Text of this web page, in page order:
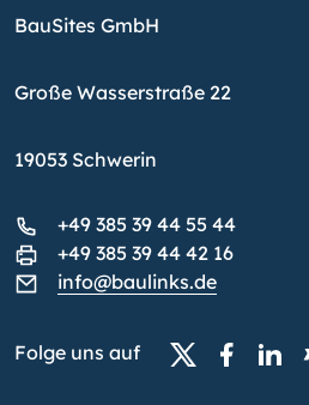
BauSites GmbH
Große Wasserstraße 22
19053 Schwerin
+49 385 39 44 55 44
+49 385 39 44 42 16
info@baulinks.de
Folge uns auf